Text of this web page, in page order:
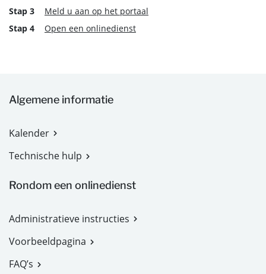
Stap 3
Meld u aan op het portaal
Stap 4
Open een onlinedienst
Algemene informatie
Kalender
Technische hulp
Rondom een onlinedienst
Administratieve instructies
Voorbeeldpagina
FAQ’s